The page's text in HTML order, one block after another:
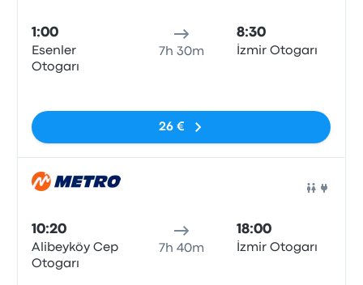
1:00
Esenler
Otogarı
7h 30m
8:30
İzmir Otogarı
26 €
10:20
Alibeyköy Cep
Otogarı
7h 40m
18:00
İzmir Otogarı